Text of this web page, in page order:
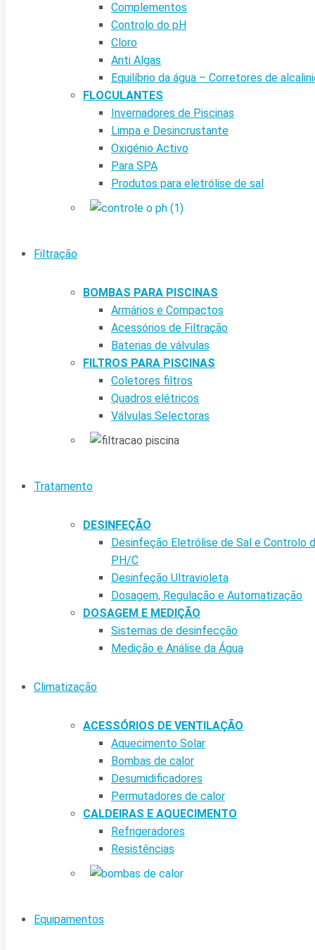
Complementos
Controlo do pH
Cloro
Anti Algas
Equilíbrio da água – Corretores de
FLOCULANTES
Invernadores de Piscinas
Limpa e Desincrustante
Oxigénio Activo
Para SPA
Produtos para eletrólise de sal
Filtração
BOMBAS PARA PISCINAS
Armários e Compactos
Acessórios de Filtração
Baterias de válvulas
FILTROS PARA PISCINAS
Coletores filtros
Quadros elétricos
Válvulas Selectoras
Tratamento
DESINFEÇÃO
Desinfeção Eletrólise de Sal e Controlo
PH/C
Desinfeção Ultravioleta
Dosagem, Regulação e Automatização
DOSAGEM E MEDIÇÃO
Sistemas de desinfecção
Medição e Análise da Água
Climatização
ACESSÓRIOS DE VENTILAÇÃO
Aquecimento Solar
Bombas de calor
Desumidificadores
Permutadores de calor
CALDEIRAS E AQUECIMENTO
Refrigeradores
Resistências
Equipamentos